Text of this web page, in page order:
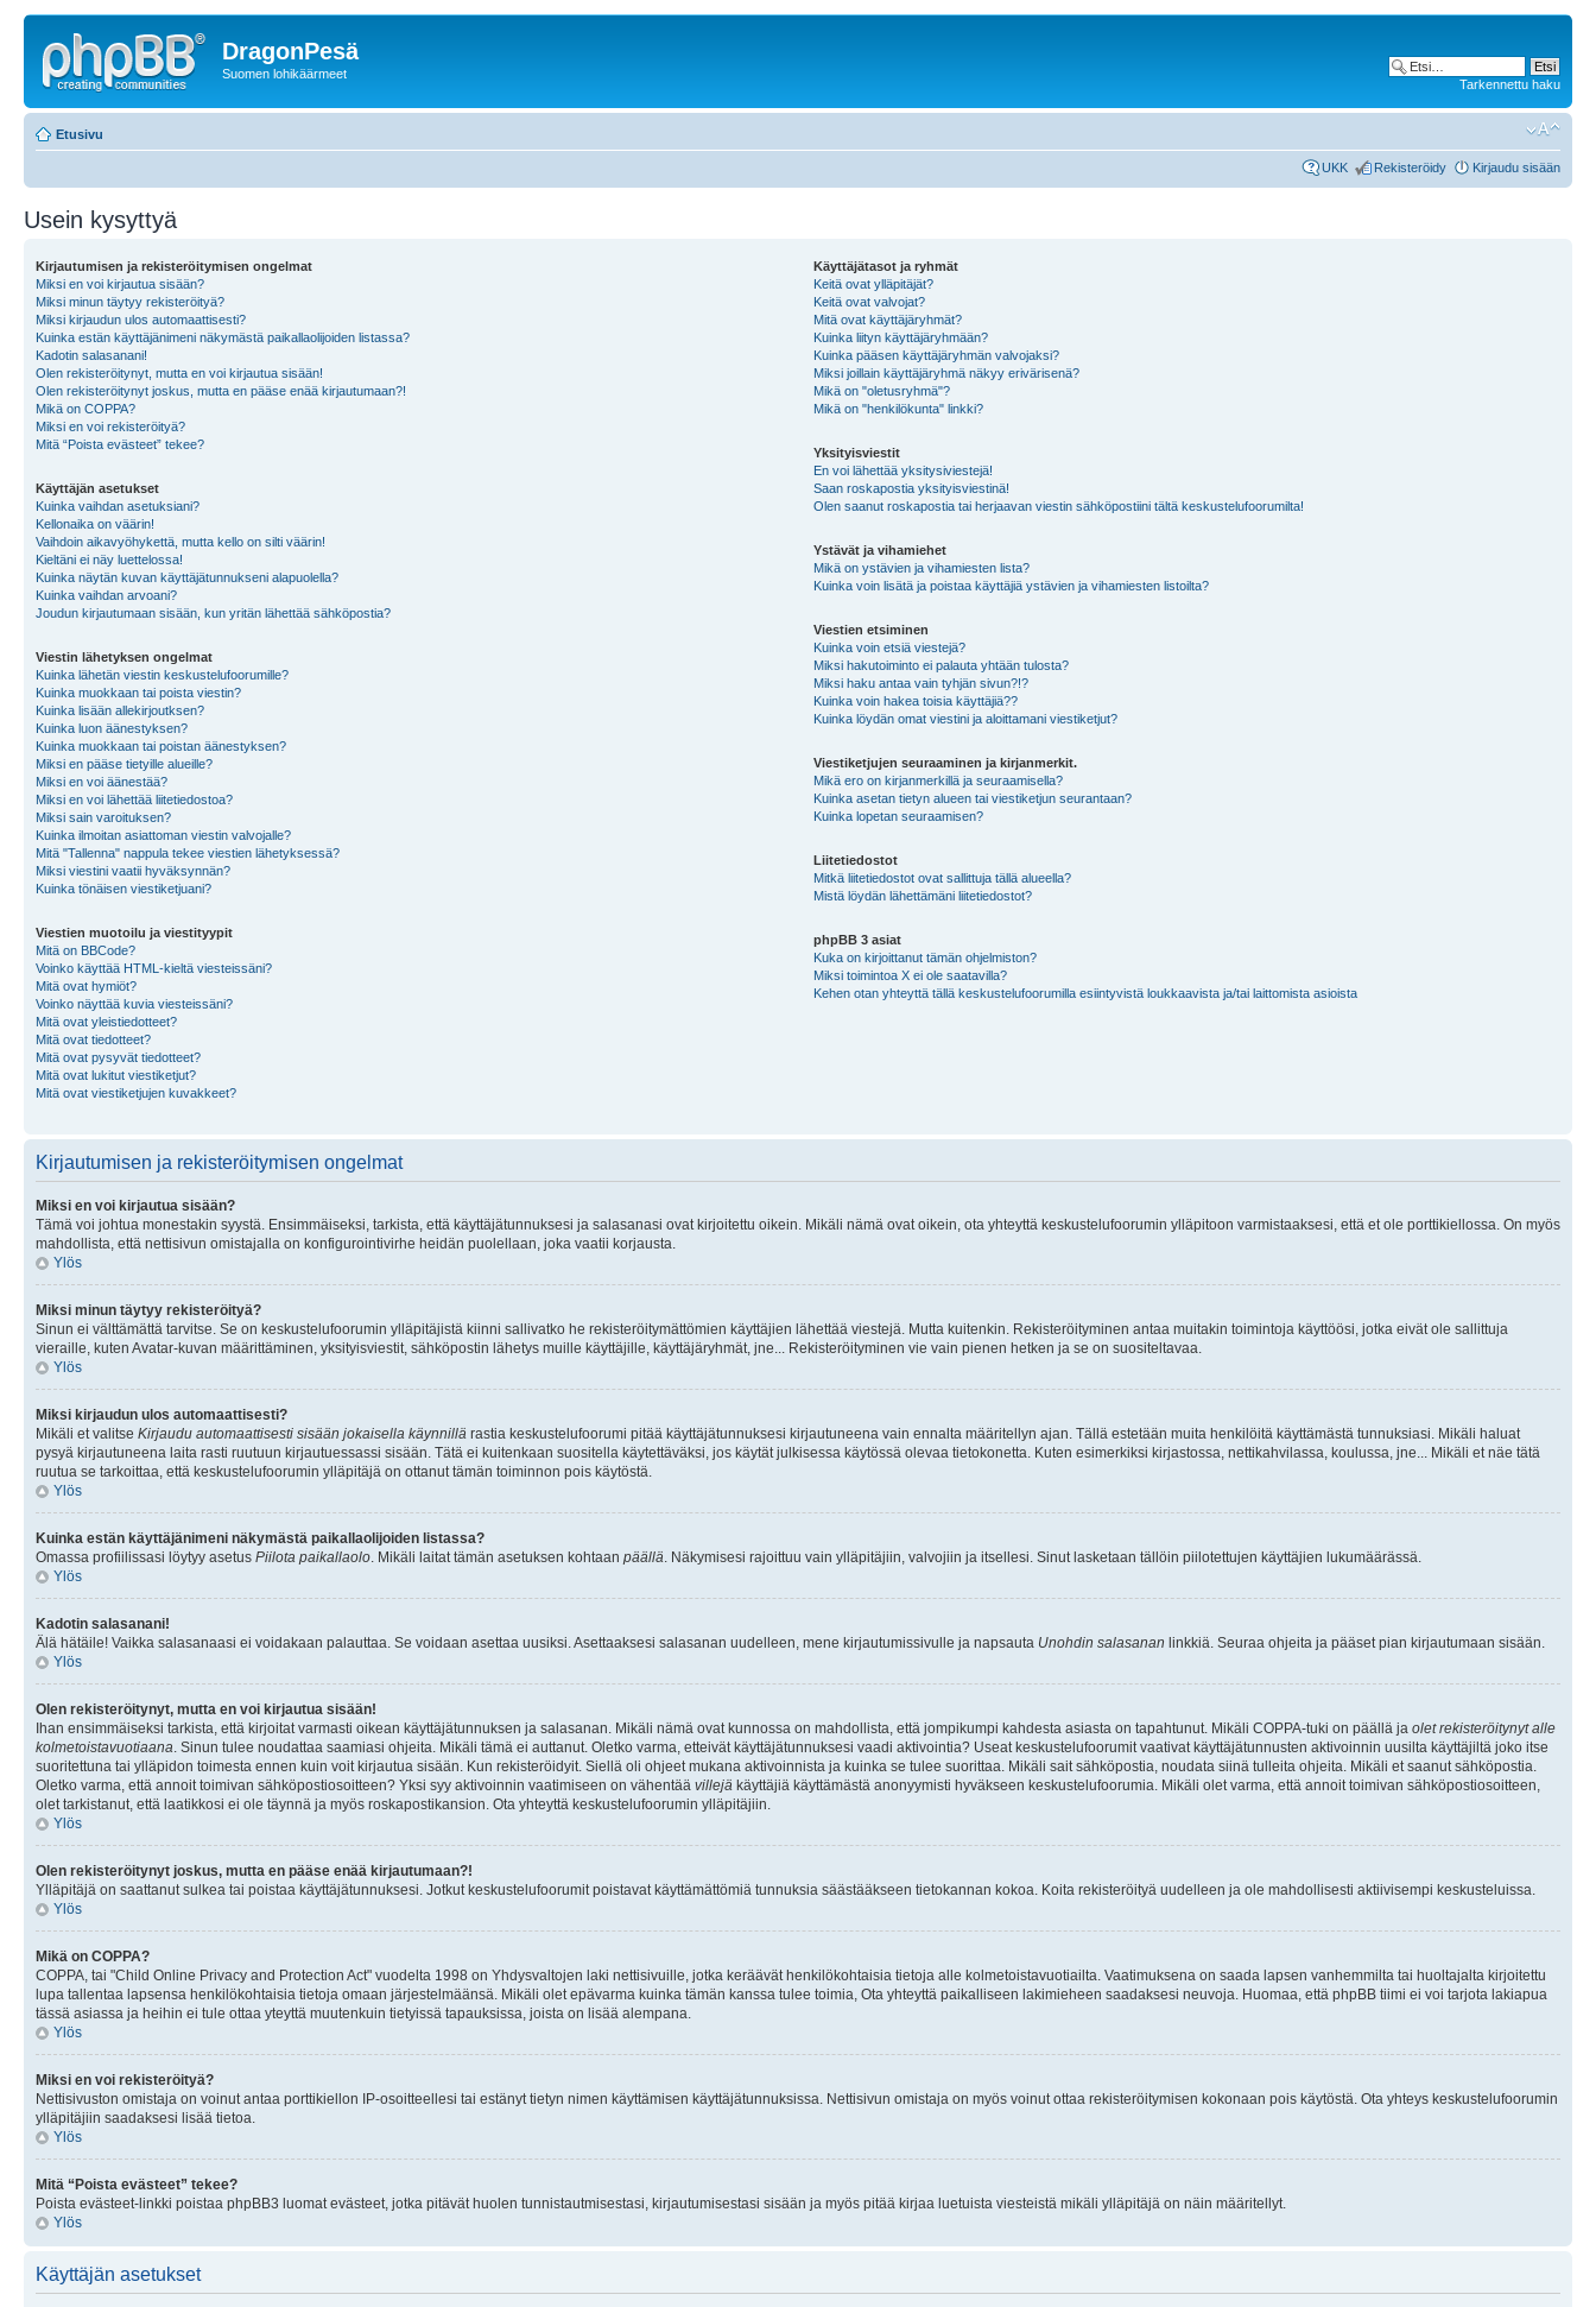
DragonPesä
Suomen lohikäärmeet
Tarkennettu haku
Etusivu
UKK Rekisteröidy Kirjaudu sisään
Usein kysyttyä
Kirjautumisen ja rekisteröitymisen ongelmat
Miksi en voi kirjautua sisään?
Miksi minun täytyy rekisteröityä?
Miksi kirjaudun ulos automaattisesti?
Kuinka estän käyttäjänimeni näkymästä paikallaolijoiden listassa?
Kadotin salasanani!
Olen rekisteröitynyt, mutta en voi kirjautua sisään!
Olen rekisteröitynyt joskus, mutta en pääse enää kirjautumaan?!
Mikä on COPPA?
Miksi en voi rekisteröityä?
Mitä “Poista evästeet” tekee?
Käyttäjän asetukset
Kuinka vaihdan asetuksiani?
Kellonaika on väärin!
Vaihdoin aikavyöhykettä, mutta kello on silti väärin!
Kieltäni ei näy luettelossa!
Kuinka näytän kuvan käyttäjätunnukseni alapuolella?
Kuinka vaihdan arvoani?
Joudun kirjautumaan sisään, kun yritän lähettää sähköpostia?
Viestin lähetyksen ongelmat
Kuinka lähetän viestin keskustelufoorumille?
Kuinka muokkaan tai poista viestin?
Kuinka lisään allekirjoutksen?
Kuinka luon äänestyksen?
Kuinka muokkaan tai poistan äänestyksen?
Miksi en pääse tietyille alueille?
Miksi en voi äänestää?
Miksi en voi lähettää liitetiedostoa?
Miksi sain varoituksen?
Kuinka ilmoitan asiattoman viestin valvojalle?
Mitä "Tallenna" nappula tekee viestien lähetyksessä?
Miksi viestini vaatii hyväksynnän?
Kuinka tönäisen viestiketjuani?
Viestien muotoilu ja viestityypit
Mitä on BBCode?
Voinko käyttää HTML-kieltä viesteissäni?
Mitä ovat hymiöt?
Voinko näyttää kuvia viesteissäni?
Mitä ovat yleistiedotteet?
Mitä ovat tiedotteet?
Mitä ovat pysyvät tiedotteet?
Mitä ovat lukitut viestiketjut?
Mitä ovat viestiketjujen kuvakkeet?
Käyttäjätasot ja ryhmät
Keitä ovat ylläpitäjät?
Keitä ovat valvojat?
Mitä ovat käyttäjäryhmät?
Kuinka liityn käyttäjäryhmään?
Kuinka pääsen käyttäjäryhmän valvojaksi?
Miksi joillain käyttäjäryhmä näkyy erivärisenä?
Mikä on "oletusryhmä"?
Mikä on "henkilökunta" linkki?
Yksityisviestit
En voi lähettää yksitysiviestejä!
Saan roskapostia yksityisviestinä!
Olen saanut roskapostia tai herjaavan viestin sähköpostiini tältä keskustelufoorumilta!
Ystävät ja vihamiehet
Mikä on ystävien ja vihamiesten lista?
Kuinka voin lisätä ja poistaa käyttäjiä ystävien ja vihamiesten listoilta?
Viestien etsiminen
Kuinka voin etsiä viestejä?
Miksi hakutoiminto ei palauta yhtään tulosta?
Miksi haku antaa vain tyhjän sivun?!?
Kuinka voin hakea toisia käyttäjiä??
Kuinka löydän omat viestini ja aloittamani viestiketjut?
Viestiketjujen seuraaminen ja kirjanmerkit.
Mikä ero on kirjanmerkillä ja seuraamisella?
Kuinka asetan tietyn alueen tai viestiketjun seurantaan?
Kuinka lopetan seuraamisen?
Liitetiedostot
Mitkä liitetiedostot ovat sallittuja tällä alueella?
Mistä löydän lähettämäni liitetiedostot?
phpBB 3 asiat
Kuka on kirjoittanut tämän ohjelmiston?
Miksi toimintoa X ei ole saatavilla?
Kehen otan yhteyttä tällä keskustelufoorumilla esiintyvistä loukkaavista ja/tai laittomista asioista
Kirjautumisen ja rekisteröitymisen ongelmat
Miksi en voi kirjautua sisään?
Tämä voi johtua monestakin syystä. Ensimmäiseksi, tarkista, että käyttäjätunnuksesi ja salasanasi ovat kirjoitettu oikein. Mikäli nämä ovat oikein, ota yhteyttä keskustelufoorumin ylläpitoon varmistaaksesi, että et ole porttikiellossa. On myös
mahdollista, että nettisivun omistajalla on konfigurointivirhe heidän puolellaan, joka vaatii korjausta.
Ylös
Miksi minun täytyy rekisteröityä?
Sinun ei välttämättä tarvitse. Se on keskustelufoorumin ylläpitäjistä kiinni sallivatko he rekisteröitymättömien käyttäjien lähettää viestejä. Mutta kuitenkin. Rekisteröityminen antaa muitakin toimintoja käyttöösi, jotka eivät ole sallittuja
vieraille, kuten Avatar-kuvan määrittäminen, yksityisviestit, sähköpostin lähetys muille käyttäjille, käyttäjäryhmät, jne... Rekisteröityminen vie vain pienen hetken ja se on suositeltavaa.
Ylös
Miksi kirjaudun ulos automaattisesti?
Mikäli et valitse Kirjaudu automaattisesti sisään jokaisella käynnillä rastia keskustelufoorumi pitää käyttäjätunnuksesi kirjautuneena vain ennalta määritellyn ajan. Tällä estetään muita henkilöitä käyttämästä tunnuksiasi. Mikäli haluat
pysyä kirjautuneena laita rasti ruutuun kirjautuessassi sisään. Tätä ei kuitenkaan suositella käytettäväksi, jos käytät julkisessa käytössä olevaa tietokonetta. Kuten esimerkiksi kirjastossa, nettikahvilassa, koulussa, jne... Mikäli et näe tätä
ruutua se tarkoittaa, että keskustelufoorumin ylläpitäjä on ottanut tämän toiminnon pois käytöstä.
Ylös
Kuinka estän käyttäjänimeni näkymästä paikallaolijoiden listassa?
Omassa profiilissasi löytyy asetus Piilota paikallaolo . Mikäli laitat tämän asetuksen kohtaan päällä . Näkymisesi rajoittuu vain ylläpitäjiin, valvojiin ja itsellesi. Sinut lasketaan tällöin piilotettujen käyttäjien lukumäärässä.
Ylös
Kadotin salasanani!
Älä hätäile! Vaikka salasanaasi ei voidakaan palauttaa. Se voidaan asettaa uusiksi. Asettaaksesi salasanan uudelleen, mene kirjautumissivulle ja napsauta Unohdin salasanan linkkiä. Seuraa ohjeita ja pääset pian kirjautumaan sisään.
Ylös
Olen rekisteröitynyt, mutta en voi kirjautua sisään!
Ihan ensimmäiseksi tarkista, että kirjoitat varmasti oikean käyttäjätunnuksen ja salasanan. Mikäli nämä ovat kunnossa on mahdollista, että jompikumpi kahdesta asiasta on tapahtunut. Mikäli COPPA-tuki on päällä ja olet rekisteröitynyt alle
kolmetoistavuotiaana . Sinun tulee noudattaa saamiasi ohjeita. Mikäli tämä ei auttanut. Oletko varma, etteivät käyttäjätunnuksesi vaadi aktivointia? Useat keskustelufoorumit vaativat käyttäjätunnusten aktivoinnin uusilta käyttäjiltä joko itse
suoritettuna tai ylläpidon toimesta ennen kuin voit kirjautua sisään. Kun rekisteröidyit. Siellä oli ohjeet mukana aktivoinnista ja kuinka se tulee suorittaa. Mikäli sait sähköpostia, noudata siinä tulleita ohjeita. Mikäli et saanut sähköpostia.
Oletko varma, että annoit toimivan sähköpostiosoitteen? Yksi syy aktivoinnin vaatimiseen on vähentää villejä käyttäjiä käyttämästä anonyymisti hyväkseen keskustelufoorumia. Mikäli olet varma, että annoit toimivan sähköpostiosoitteen,
olet tarkistanut, että laatikkosi ei ole täynnä ja myös roskapostikansion. Ota yhteyttä keskustelufoorumin ylläpitäjiin.
Ylös
Olen rekisteröitynyt joskus, mutta en pääse enää kirjautumaan?!
Ylläpitäjä on saattanut sulkea tai poistaa käyttäjätunnuksesi. Jotkut keskustelufoorumit poistavat käyttämättömiä tunnuksia säästääkseen tietokannan kokoa. Koita rekisteröityä uudelleen ja ole mahdollisesti aktiivisempi keskusteluissa.
Ylös
Mikä on COPPA?
COPPA, tai "Child Online Privacy and Protection Act" vuodelta 1998 on Yhdysvaltojen laki nettisivuille, jotka keräävät henkilökohtaisia tietoja alle kolmetoistavuotiailta. Vaatimuksena on saada lapsen vanhemmilta tai huoltajalta kirjoitettu
lupa tallentaa lapsensa henkilökohtaisia tietoja omaan järjestelmäänsä. Mikäli olet epävarma kuinka tämän kanssa tulee toimia, Ota yhteyttä paikalliseen lakimieheen saadaksesi neuvoja. Huomaa, että phpBB tiimi ei voi tarjota lakiapua
tässä asiassa ja heihin ei tule ottaa yteyttä muutenkuin tietyissä tapauksissa, joista on lisää alempana.
Ylös
Miksi en voi rekisteröityä?
Nettisivuston omistaja on voinut antaa porttikiellon IP-osoitteellesi tai estänyt tietyn nimen käyttämisen käyttäjätunnuksissa. Nettisivun omistaja on myös voinut ottaa rekisteröitymisen kokonaan pois käytöstä. Ota yhteys keskustelufoorumin
ylläpitäjiin saadaksesi lisää tietoa.
Ylös
Mitä “Poista evästeet” tekee?
Poista evästeet-linkki poistaa phpBB3 luomat evästeet, jotka pitävät huolen tunnistautmisestasi, kirjautumisestasi sisään ja myös pitää kirjaa luetuista viesteistä mikäli ylläpitäjä on näin määritellyt.
Ylös
Käyttäjän asetukset